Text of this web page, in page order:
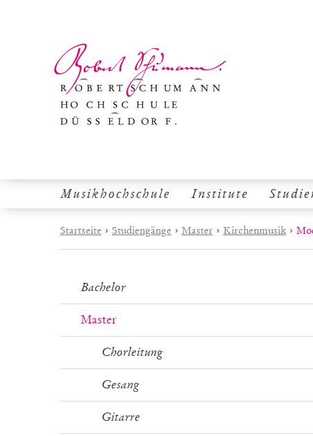
Musikhochschule Institute
Startseite › Studiengänge › Master › Kirchenmusik ›
Bachelor
Master
Chorleitung
Gesang
Gitarre